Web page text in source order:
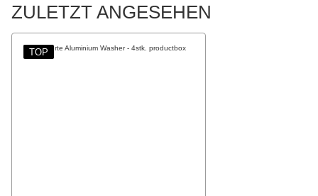
ZULETZT ANGESEHEN
TOP